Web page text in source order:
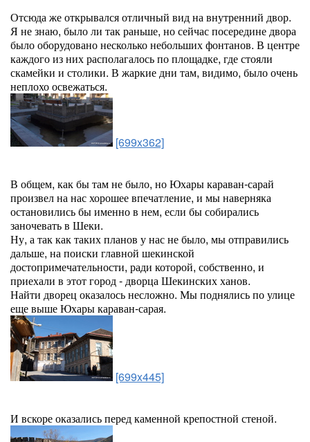
Отсюда же открывался отличный вид на внутренний двор.
Я не знаю, было ли так раньше, но сейчас посередине двора
было оборудовано несколько небольших фонтанов. В центре
каждого из них располагалось по площадке, где стояли
скамейки и столики. В жаркие дни там, видимо, было очень
неплохо освежаться.
[699x362]
В общем, как бы там не было, но Юхары караван-сарай
произвел на нас хорошее впечатление, и мы наверняка
остановились бы именно в нем, если бы собирались
заночевать в Шеки.
Ну, а так как таких планов у нас не было, мы отправились
дальше, на поиски главной шекинской
достопримечательности, ради которой, собственно, и
приехали в этот город - дворца Шекинских ханов.
Найти дворец оказалось несложно. Мы поднялись по улице
еще выше Юхары караван-сарая.
[699x445]
И вскоре оказались перед каменной крепостной стеной.